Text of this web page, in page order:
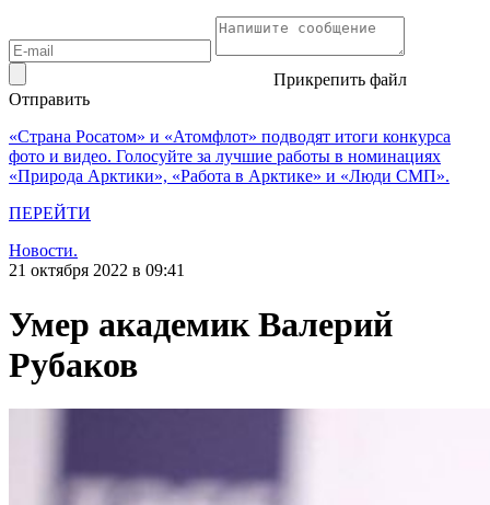
Прикрепить файл
Отправить
«Страна Росатом» и «Атомфлот» подводят итоги конкурса
фото и видео. Голосуйте за лучшие работы в номинациях
«Природа Арктики», «Работа в Арктике» и «Люди СМП».
ПЕРЕЙТИ
Новости.
21 октября 2022 в 09:41
Умер академик Валерий
Рубаков